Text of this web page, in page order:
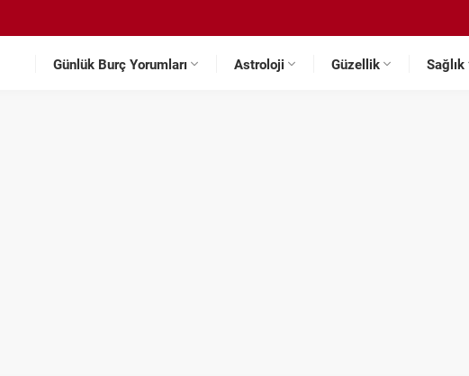
Günlük Burç Yorumları Astroloji Güzellik Sağlık